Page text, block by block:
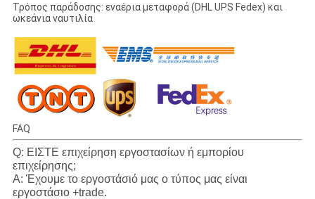
Τρόπος παράδοσης: εναέρια μεταφορά (DHL UPS Fedex) και
ωκεάνια ναυτιλία
FAQ
Q: ΕΙΣΤΕ επιχείρηση εργοστασίων ή εμπορίου
επιχείρησης;
Α: Έχουμε το εργοστάσιό μας ο τύπος μας είναι
εργοστάσιο +trade.